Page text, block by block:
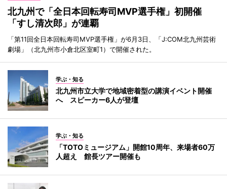
北九州で「全日本回転寿司MVP選手権」初開催
「すし清次郎」が連覇
「第11回全日本回転寿司MVP選手権」が6月3日、「J:COM北九州芸術
劇場」（北九州市小倉北区室町1）で開催された。
学ぶ・知る
北九州市立大学で地域密着型の講演イベント開催
へ スピーカー6人が登壇
学ぶ・知る
「TOTOミュージアム」開館10周年、来場者60万
人超え 館長ツアー開催も